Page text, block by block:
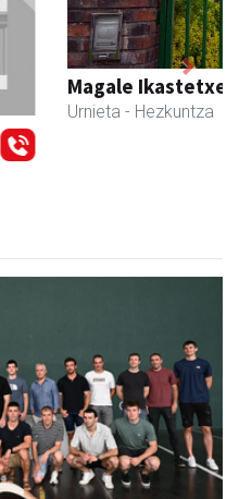
Next